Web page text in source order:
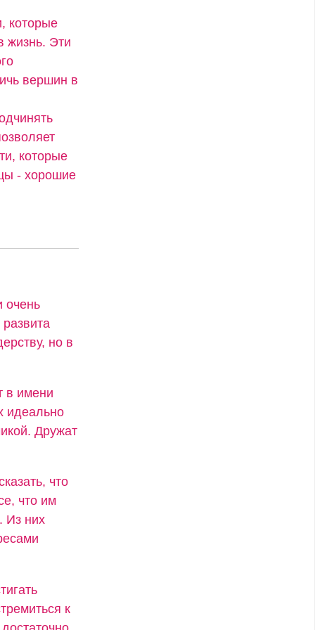
которые
жизнь. Эти
вершин в
которые
- хорошие
очень
но в
в имени
идеально
Дружат
что
что им
Из них
к